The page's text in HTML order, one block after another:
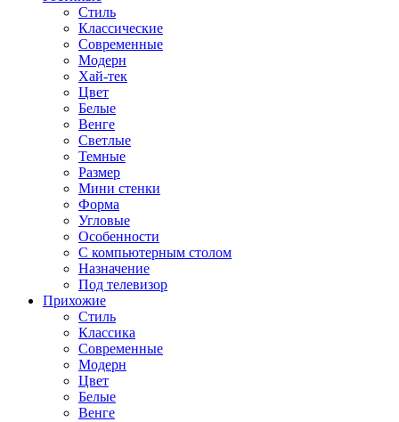
Стиль
Классические
Современные
Модерн
Хай-тек
Цвет
Белые
Венге
Светлые
Темные
Размер
Мини стенки
Форма
Угловые
Особенности
С компьютерным столом
Назначение
Под телевизор
Прихожие
Стиль
Классика
Современные
Модерн
Цвет
Белые
Венге